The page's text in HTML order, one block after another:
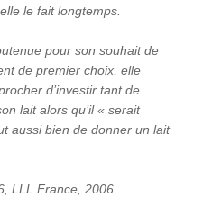
le fait longtemps.
pour son souhait de
de premier choix, elle
d’investir tant de
lait alors qu’il « serait
aussi bien de donner un lait
LLL France, 2006